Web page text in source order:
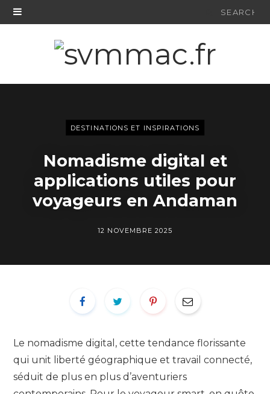
Search
DESTINATIONS ET INSPIRATIONS
Nomadisme digital et
applications utiles pour
voyageurs en Andaman
12 NOVEMBRE 2025
Le nomadisme digital, cette tendance florissante
qui unit liberté géographique et travail connecté,
séduit de plus en plus d’aventuriers